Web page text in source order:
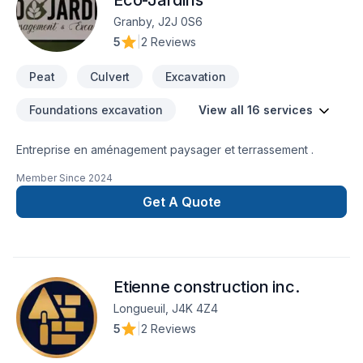
Granby, J2J 0S6
5
2 Reviews
Peat Culvert Excavation
Foundations excavation View all 16 services
Entreprise en aménagement paysager et terrassement .
Member Since 2024
Get A Quote
Etienne construction inc.
Longueuil, J4K 4Z4
5
2 Reviews